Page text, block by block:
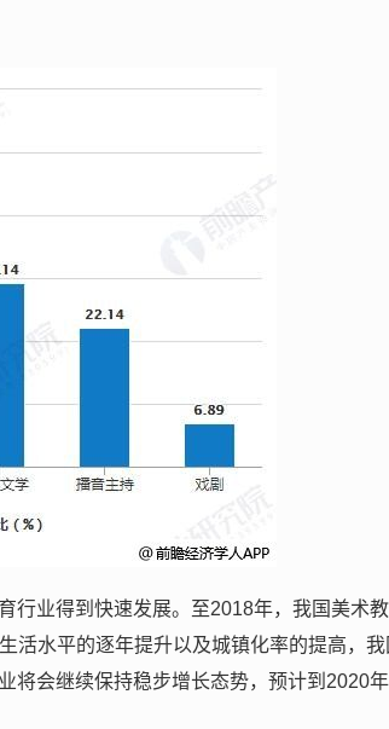
行业得到快速发展。至2018年，我国美术
活水平的逐年提升以及城镇化率的提高，我
将会继续保持稳步增长态势，预计到2020